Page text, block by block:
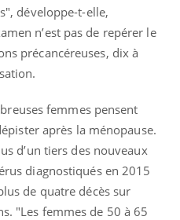
développe-t-elle,
n’est pas de repérer le
précancéreuses, dix à
femmes pensent
après la ménopause.
d’un tiers des nouveaux
diagnostiqués en 2015
de quatre décès sur
"Les femmes de 50 à 65